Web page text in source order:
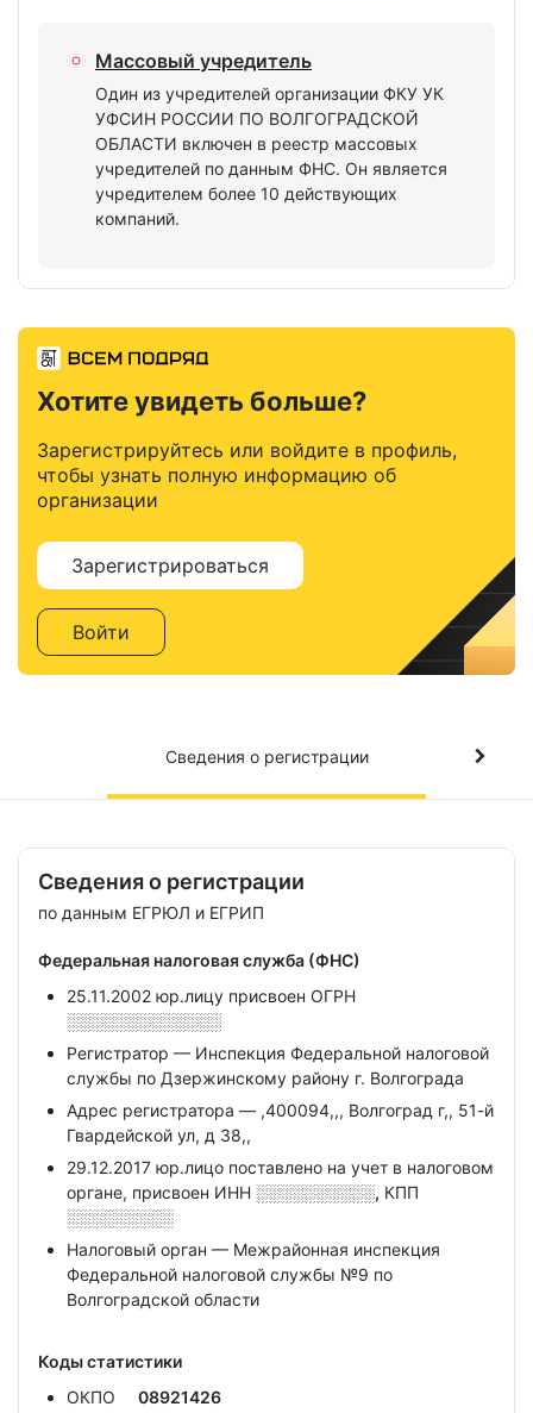
Массовый учредитель
Один из учредителей организации ФКУ УК
УФСИН РОССИИ ПО ВОЛГОГРАДСКОЙ
ОБЛАСТИ включен в реестр массовых
учредителей по данным ФНС. Он является
учредителем более 10 действующих
компаний.
Хотите увидеть больше?
Зарегистрируйтесь или войдите в профиль,
чтобы узнать полную информацию об
организации
Зарегистрироваться
Войти
Сведения о регистрации
Сведения о регистрации
по данным ЕГРЮЛ и ЕГРИП
Федеральная налоговая служба (ФНС)
25.11.2002 юр.лицу присвоен ОГРН
░░░░░░░░░░░░░
Регистратор — Инспекция Федеральной налоговой
службы по Дзержинскому району г. Волгограда
Адрес регистратора — ,400094,,, Волгоград г,, 51-й
Гвардейской ул, д 38,,
29.12.2017 юр.лицо поставлено на учет в налоговом
органе, присвоен ИНН ░░░░░░░░░░, КПП
░░░░░░░░░
Налоговый орган — Межрайонная инспекция
Федеральной налоговой службы №9 по
Волгоградской области
Коды статистики
ОКПО
08921426